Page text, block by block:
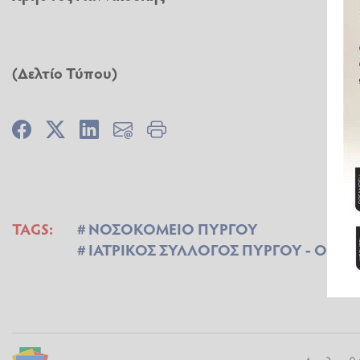
(Δελτίο Τύπου)
TAGS:
ΝΟΣΟΚΟΜΕΙΟ ΠΥΡΓΟΥ
ΙΑΤΡΙΚΟΣ ΣΥΛΛΟΓΟΣ ΠΥΡΓΟΥ -